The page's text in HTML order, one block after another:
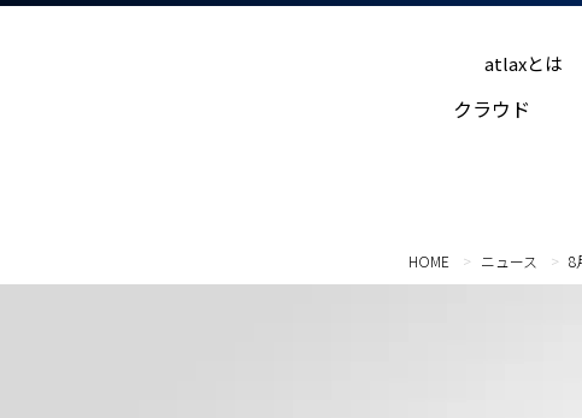
クラウド
atlaxとは
HOME ニュース 8